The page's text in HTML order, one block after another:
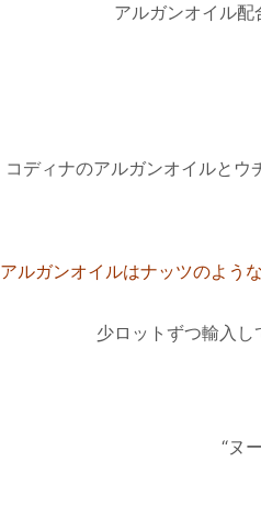
アルガンオイル配
コディナのアルガンオイルとウ
アルガンオイルはナッツのよう
少ロットずつ輸入
“ヌ